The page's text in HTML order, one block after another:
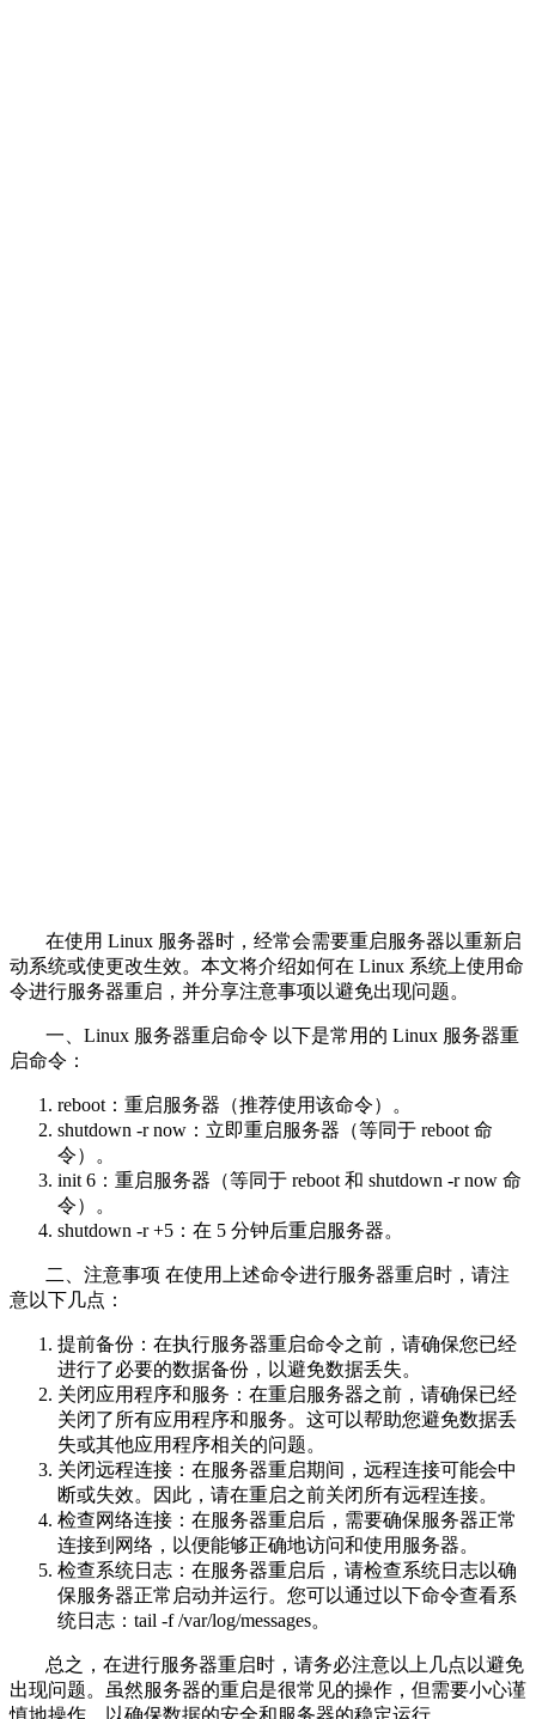
在使用 Linux 服务器时，经常会需要重启服务器以重新启
动系统或使更改生效。本文将介绍如何在 Linux 系统上使用命
令进行服务器重启，并分享注意事项以避免出现问题。
一、Linux 服务器重启命令 以下是常用的 Linux 服务器重
启命令：
reboot：重启服务器（推荐使用该命令）。
shutdown -r now：立即重启服务器（等同于 reboot 命
令）。
init 6：重启服务器（等同于 reboot 和 shutdown -r now 命
令）。
shutdown -r +5：在 5 分钟后重启服务器。
二、注意事项 在使用上述命令进行服务器重启时，请注
意以下几点：
提前备份：在执行服务器重启命令之前，请确保您已经
进行了必要的数据备份，以避免数据丢失。
关闭应用程序和服务：在重启服务器之前，请确保已经
关闭了所有应用程序和服务。这可以帮助您避免数据丢
失或其他应用程序相关的问题。
关闭远程连接：在服务器重启期间，远程连接可能会中
断或失效。因此，请在重启之前关闭所有远程连接。
检查网络连接：在服务器重启后，需要确保服务器正常
连接到网络，以便能够正确地访问和使用服务器。
检查系统日志：在服务器重启后，请检查系统日志以确
保服务器正常启动并运行。您可以通过以下命令查看系
统日志：tail -f /var/log/messages。
总之，在进行服务器重启时，请务必注意以上几点以避免
出现问题。虽然服务器的重启是很常见的操作，但需要小心谨
慎地操作，以确保数据的安全和服务器的稳定运行。